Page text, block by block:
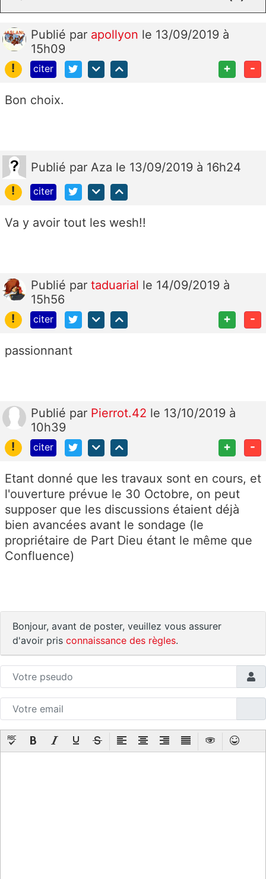
Publié par apollyon le 13/09/2019 à
15h09
!
citer + -
Bon choix.
Publié par Aza le 13/09/2019 à 16h24
!
citer
Va y avoir tout les wesh!!
Publié par taduarial le 14/09/2019 à
15h56
!
citer + -
passionnant
Publié par Pierrot.42 le 13/10/2019 à
10h39
!
citer + -
Etant donné que les travaux sont en cours, et
l'ouverture prévue le 30 Octobre, on peut
supposer que les discussions étaient déjà
bien avancées avant le sondage (le
propriétaire de Part Dieu étant le même que
Confluence)
Bonjour, avant de poster, veuillez vous assurer
d'avoir pris connaissance des règles.